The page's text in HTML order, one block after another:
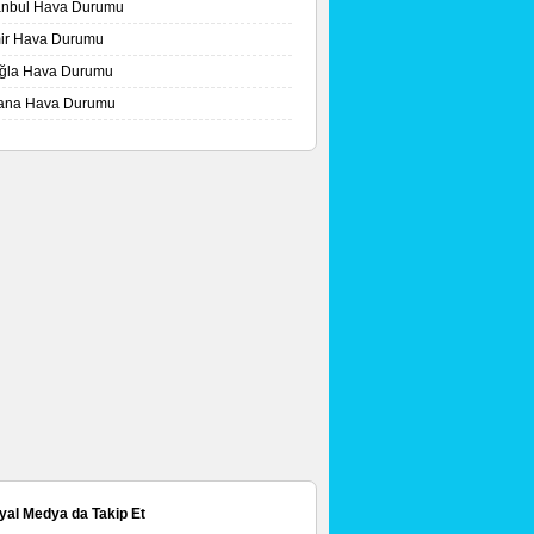
Hava Durumu
Hava Durumu
Hava Durumu
Hava Durumu
Medya da Takip Et